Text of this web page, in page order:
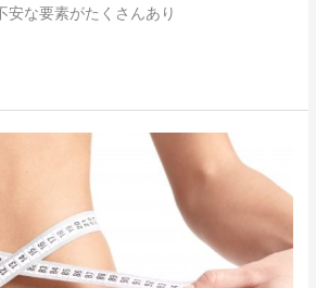
安な要素がたくさんあり